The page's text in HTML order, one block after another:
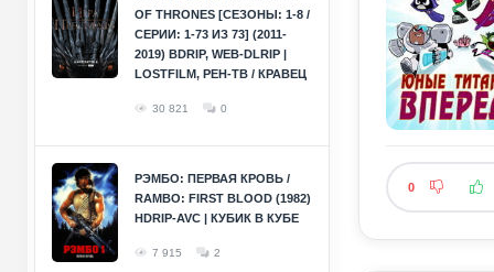
OF THRONES [СЕЗОНЫ: 1-8 /
СЕРИИ: 1-73 ИЗ 73] (2011-
2019) BDRIP, WEB-DLRIP |
LOSTFILM, РЕН-ТВ / КРАВЕЦ
30 821 0
РЭМБО: ПЕРВАЯ КРОВЬ /
RAMBO: FIRST BLOOD (1982)
HDRIP-AVC | КУБИК В КУБЕ
7 915 2
0